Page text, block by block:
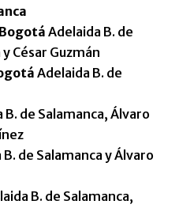
Adelaida B. de
César Guzmán
Adelaida B. de
B. de Salamanca, Álvaro
de Salamanca y Álvaro
B. de Salamanca,